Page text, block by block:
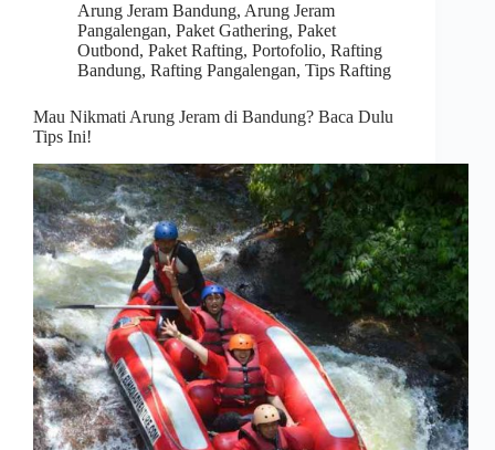
Arung Jeram Bandung, Arung Jeram
Pangalengan, Paket Gathering, Paket
Outbond, Paket Rafting, Portofolio, Rafting
Bandung, Rafting Pangalengan, Tips Rafting
Mau Nikmati Arung Jeram di Bandung? Baca Dulu
Tips Ini!